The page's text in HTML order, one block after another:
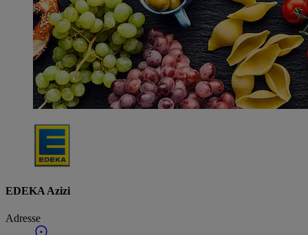
EDEKA Azizi
Adresse